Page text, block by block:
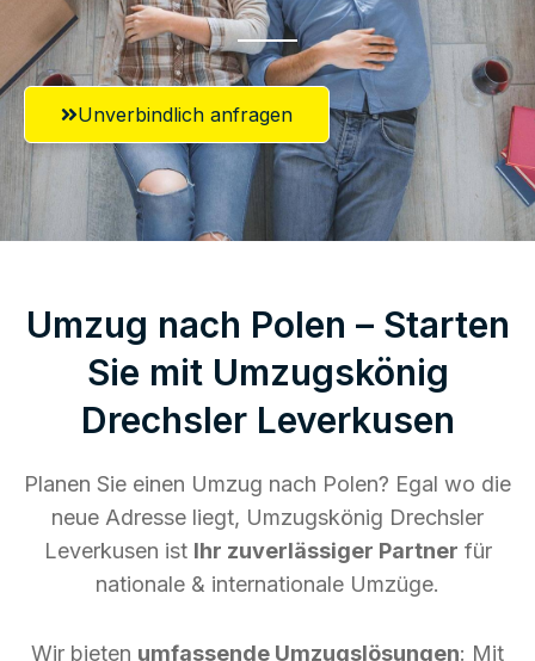
Unverbindlich anfragen
Umzug nach Polen – Starten
Sie mit Umzugskönig
Drechsler Leverkusen
Planen Sie einen Umzug nach Polen? Egal wo die
neue Adresse liegt, Umzugskönig Drechsler
Leverkusen ist Ihr zuverlässiger Partner für
nationale & internationale Umzüge.
Wir bieten umfassende Umzugslösungen: Mit